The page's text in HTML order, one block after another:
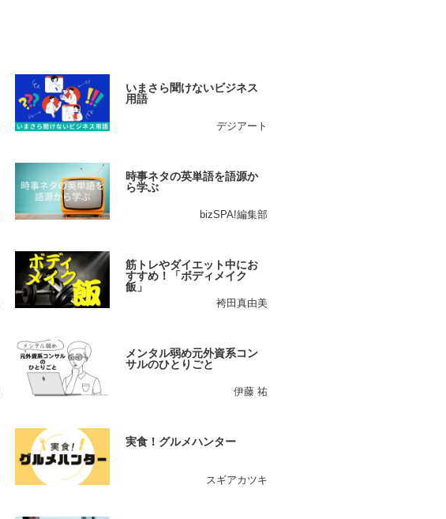
いまさら聞けないビジネス
用語
デジアート
時事ネタの英単語を語源か
ら学ぶ
bizSPA!編集部
筋トレやダイエット中にお
すすめ！「ボディメイク
飯」
袴田真由美
メンタル弱め元外資系コン
サルのひとりごと
伊藤 祐
実食！グルメハンター
スギアカツキ